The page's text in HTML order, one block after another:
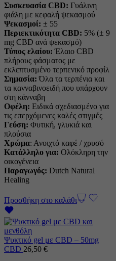
τιμή
ήταν:
29,90 €.
τιμή
είναι:
Συσκευασία CBD: Γυάλινη
φιάλη με κεφαλή ψεκασμού
Ψεκασμοί: ± 55
Περιεκτικότητα CBD: 5% (± 9
mg CBD ανά ψεκασμό)
Τύπος ελαίου: Έλαιο CBD
πλήρους φάσματος με
εκλεπτυσμένο τερπενικό προφίλ
Σημασία: Όλα τα τερπένια και
τα κανναβινοειδή που υπάρχουν
στη κάνναβη
Οφέλη: Ειδικά σχεδιασμένο για
τις επερχόμενες καλές στιγμές
Γεύση: Φυτική, γλυκιά και
πλούσια
Χρώμα: Ανοιχτό καφέ / χρυσό
Κατάλληλο για: Ολόκληρη την
οικογένεια
Παραγωγός: Dutch Natural
Healing
Προσθήκη στο καλάθι
Ψυκτικό gel με CBD – 50mg
CBD 26,50 €